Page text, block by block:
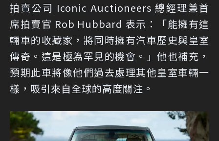
拍賣公司 Iconic Auctioneers 總經理兼首
席拍賣官 Rob Hubbard 表示：「能擁有這
輛車的收藏家，將同時擁有汽車歷史與皇室
傳奇。這是極為罕見的機會。」他也補充，
預期此車將像他們過去處理其他皇室車輛一
樣，吸引來自全球的高度關注。